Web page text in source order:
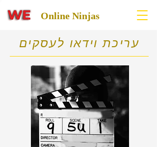
Online Ninjas
עריכת וידאו לעסקים